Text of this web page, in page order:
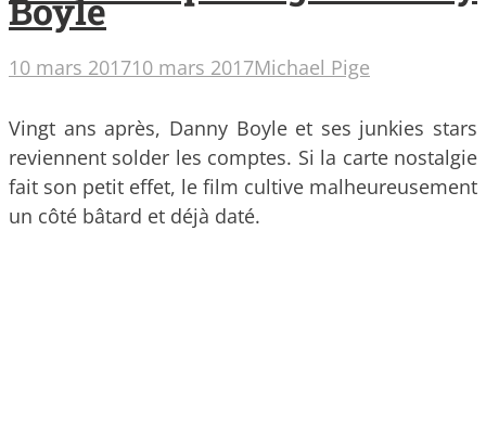
Boyle
10 mars 201710 mars 2017Michael Pige
Vingt ans après, Danny Boyle et ses junkies stars
reviennent solder les comptes. Si la carte nostalgie
fait son petit effet, le film cultive malheureusement
un côté bâtard et déjà daté.